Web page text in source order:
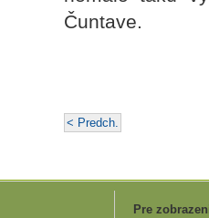
Čuntave.
< Predch.
Pre